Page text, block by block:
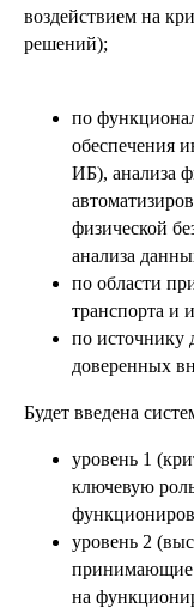
воздействием на
решений);
по
обеспечения
ИБ), анализа
физической
анализа
по области
транспорта и
по источнику
доверенных
Будет введена
уровень 1
ключевую
уровень 2
принимающие
на